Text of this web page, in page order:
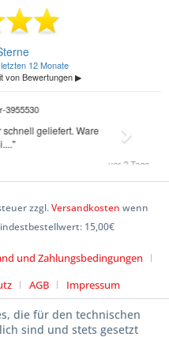
zzgl.Versandkosten wenn
15,00€
und Zahlungsbedingungen
AGB Impressum
die für den technischen
sind und stets gesetzt